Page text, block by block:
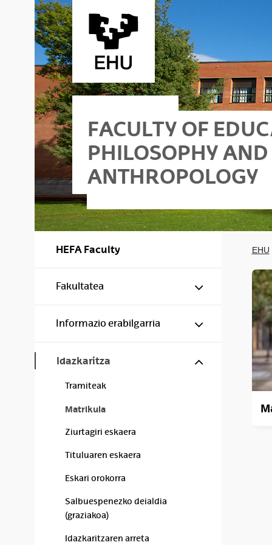
Skip to Main Content
- Building I
and Anthropology - Building II
FACULTY OF
PHILOSOPHY AND
ANTHROPOLOGY
HEFA Faculty
Fakultatea Show/hide
Informazio erabilgarria Show/hide
Idazkaritza Show/hide
Tramiteak
Matrikula
Ziurtagiri eskaera
Tituluaren eskaera
Eskari orokorra
Salbuespenezko deialdia
(graziakoa)
Idazkaritzaren arreta
EHU